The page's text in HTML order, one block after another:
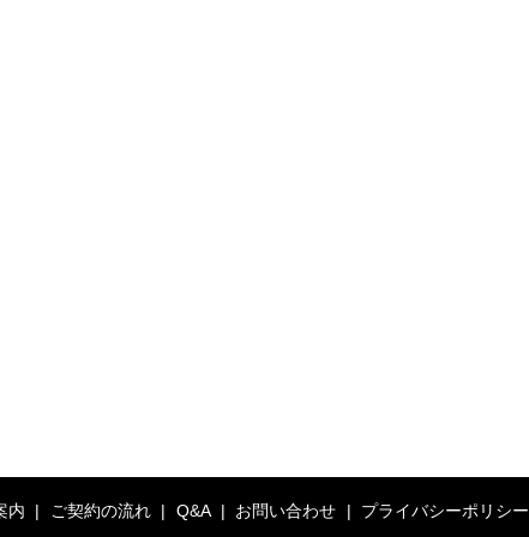
内 ご契約の流れ Q&A お問い合わせ プライバシーポリシー